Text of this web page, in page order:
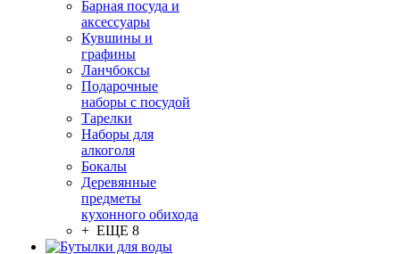
Барная посуда и
аксессуары
Кувшины и
графины
Ланчбоксы
Подарочные
наборы с посудой
Тарелки
Наборы для
алкоголя
Бокалы
Деревянные
предметы
кухонного обихода
+ ЕЩЕ 8